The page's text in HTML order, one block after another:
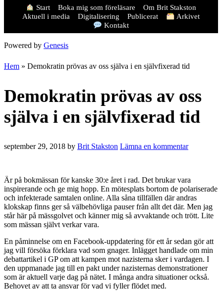
Start Boka mig som föreläsare
Om Brit Stakston
Aktuell i media
Digitalisering Publicerat
Arkivet
Kontakt
Powered by Genesis
Hem » Demokratin prövas av oss själva i en självfixerad tid
Demokratin prövas av oss
själva i en självfixerad tid
september 29, 2018 by Brit Stakston Lämna en kommentar
Är på bokmässan för kanske 30:e året i rad. Det brukar vara
inspirerande och ge mig hopp. En mötesplats bortom de polariserade
och infekterade samtalen online. Alla såna tillfällen där andras
klokskap finns ger så välbehövliga pauser från allt det där. Men jag
står här på mässgolvet och känner mig så avvaktande och trött. Lite
som mässan självt verkar vara.
En påminnelse om en Facebook-uppdatering för ett år sedan gör att
jag vill försöka förklara vad som gnager. Inlägget handlade om min
debattartikel i GP om att kampen mot nazisterna sker i vardagen. I
den uppmanade jag till en pakt under nazisternas demonstrationer
som är aktuell varje dag på nätet. I många andra situationer också.
Behovet av att ta ansvar för vad vi fyller flödet med.